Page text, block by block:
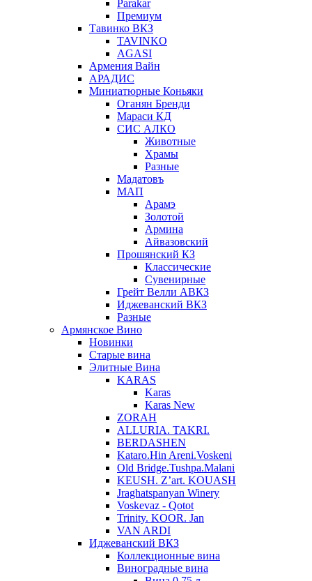
Parakar
Премиум
Тавинко ВКЗ
TAVINKO
AGASI
Армения Вайн
АРАДИС
Миниатюрные Коньяки
Оганян Бренди
Мараси КД
СИС АЛКО
Животные
Храмы
Разные
Мадатовъ
МАП
Арамэ
Золотой
Армина
Айвазовский
Прошянский КЗ
Классические
Сувенирные
Грейт Велли АВКЗ
Иджеванский ВКЗ
Разные
Армянское Вино
Новинки
Старые вина
Элитные Вина
KARAS
Karas
Karas New
ZORAH
ALLURIA. TAKRI.
BERDASHEN
Kataro.Hin Areni.Voskeni
Old Bridge.Tushpa.Malani
KEUSH. Z’art. KOUASH
Jraghatspanyan Winery
Voskevaz - Qotot
Trinity. KOOR. Jan
VAN ARDI
Иджеванский ВКЗ
Коллекционные вина
Виноградные вина